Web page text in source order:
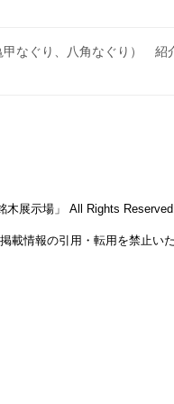
甲なぐり、八角なぐり） 紹
木展示場」 All Rights
情報の引用・転用を禁止いた